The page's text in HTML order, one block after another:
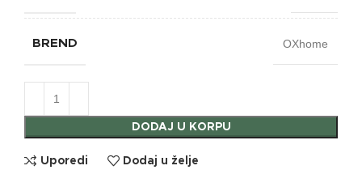
BREND OXhome
DODAJ U KORPU
Uporedi Dodaj u želje